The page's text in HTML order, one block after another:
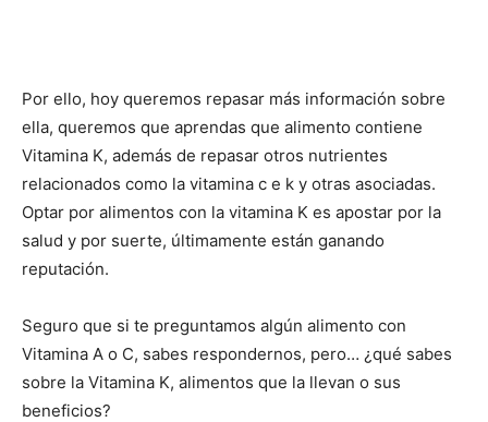
Por ello, hoy queremos repasar más información sobre
ella, queremos que aprendas que alimento contiene
Vitamina K, además de repasar otros nutrientes
relacionados como la vitamina c e k y otras asociadas.
Optar por alimentos con la vitamina K es apostar por la
salud y por suerte, últimamente están ganando
reputación.
Seguro que si te preguntamos algún alimento con
Vitamina A o C, sabes respondernos, pero… ¿qué sabes
sobre la Vitamina K, alimentos que la llevan o sus
beneficios?